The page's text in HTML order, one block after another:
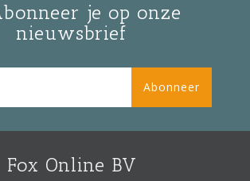
je op onze
nieuwsbrief
Abonneer
Fox Online BV